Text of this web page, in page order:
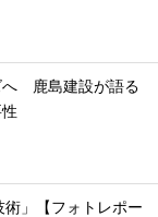
へ 鹿島建設が語る
」【フォトレポー